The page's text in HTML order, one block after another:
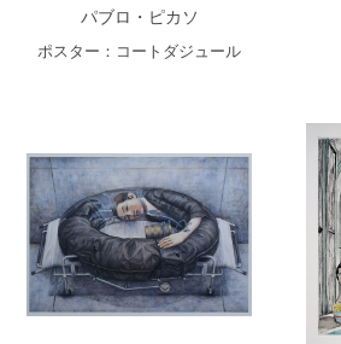
パブロ・ピカソ
ポスター：コートダジュール